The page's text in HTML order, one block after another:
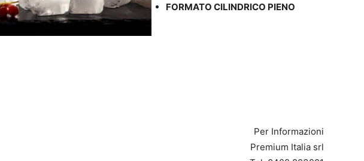
FORMATO CILINDRICO PIENO
Per Informazioni
Premium Italia srl